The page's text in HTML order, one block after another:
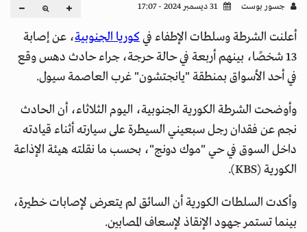
جسور بوست
أعلنت الشرطة وسلطات الإطفاء فيكوريا الجنوبية، عن إصابة
13 شخصًا، بينهم أربعة في حالة حرجة، جراء حادث دهس وقع
في أحد الأسواق بمنطقة "يانجتشون" غرب العاصمة سيول.
وأوضحت الشرطة الكورية الجنوبية، اليوم الثلاثاء، أن الحادث
نجم عن فقدان رجل سبعيني السيطرة على سيارته أثناء قيادته
داخل السوق في حي "موك دونج"، بحسب ما نقلته هيئة الإذاعة
الكورية (KBS).
وأكدت السلطات الكورية أن السائق لم يتعرض لإصابات خطيرة،
بينما تستمر جهود الإنقاذ لإسعاف المصابين.